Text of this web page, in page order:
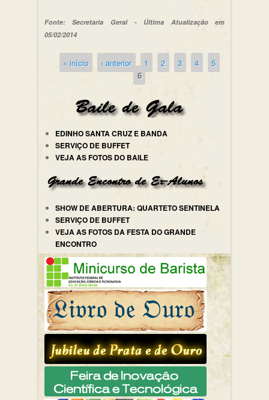
Fonte: Secretaria Geral - Última Atualização em
05/02/2014
Páginas
« início ‹ anterior 1 2 3 4
5
6
EDINHO SANTA CRUZ E BANDA
SERVIÇO DE BUFFET
VEJA AS FOTOS DO BAILE
SHOW DE ABERTURA: QUARTETO SENTINELA
SERVIÇO DE BUFFET
VEJA AS FOTOS DA FESTA DO GRANDE
ENCONTRO